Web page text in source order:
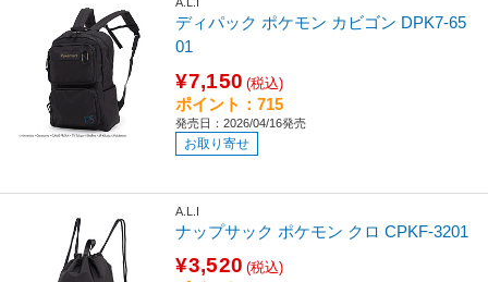
ディパック ポケモン カビゴン DPK7-65
01
¥7,150 (税込)
ポイント：715
発売日：2026/04/16発売
お取り寄せ
A.L.I
ナップサック ポケモン クロ CPKF-3201
¥3,520 (税込)